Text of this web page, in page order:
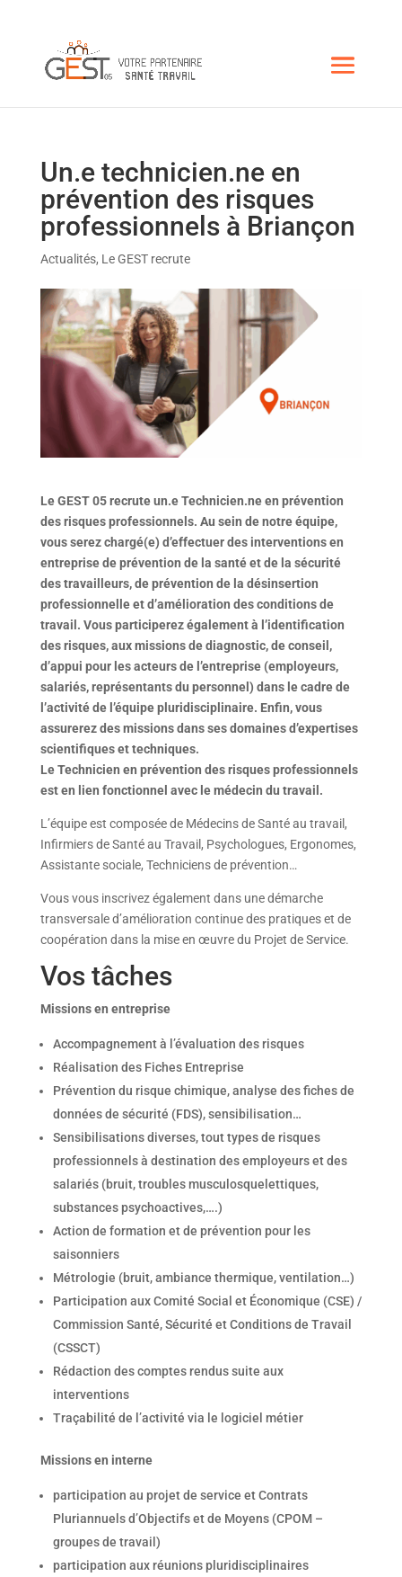
Un.e technicien.ne en
prévention des risques
professionnels à Briançon
Actualités, Le GEST recrute
Le GEST 05 recrute un.e Technicien.ne en prévention
des risques professionnels. Au sein de notre équipe,
vous serez chargé(e) d’effectuer des interventions en
entreprise de prévention de la santé et de la sécurité
des travailleurs, de prévention de la désinsertion
professionnelle et d’amélioration des conditions de
travail. Vous participerez également à l’identification
des risques, aux missions de diagnostic, de conseil,
d’appui pour les acteurs de l’entreprise (employeurs,
salariés, représentants du personnel) dans le cadre de
l’activité de l’équipe pluridisciplinaire. Enfin, vous
assurerez des missions dans ses domaines d’expertises
scientifiques et techniques.
Le Technicien en prévention des risques professionnels
est en lien fonctionnel avec le médecin du travail.
L’équipe est composée de Médecins de Santé au travail,
Infirmiers de Santé au Travail, Psychologues, Ergonomes,
Assistante sociale, Techniciens de prévention…
Vous vous inscrivez également dans une démarche
transversale d’amélioration continue des pratiques et de
coopération dans la mise en œuvre du Projet de Service.
Vos tâches
Missions en entreprise
Accompagnement à l’évaluation des risques
Réalisation des Fiches Entreprise
Prévention du risque chimique, analyse des fiches de
données de sécurité (FDS), sensibilisation…
Sensibilisations diverses, tout types de risques
professionnels à destination des employeurs et des
salariés (bruit, troubles musculosquelettiques,
substances psychoactives,….)
Action de formation et de prévention pour les
saisonniers
Métrologie (bruit, ambiance thermique, ventilation…)
Participation aux Comité Social et Économique (CSE) /
Commission Santé, Sécurité et Conditions de Travail
(CSSCT)
Rédaction des comptes rendus suite aux
interventions
Traçabilité de l’activité via le logiciel métier
Missions en interne
participation au projet de service et Contrats
Pluriannuels d’Objectifs et de Moyens (CPOM –
groupes de travail)
participation aux réunions pluridisciplinaires